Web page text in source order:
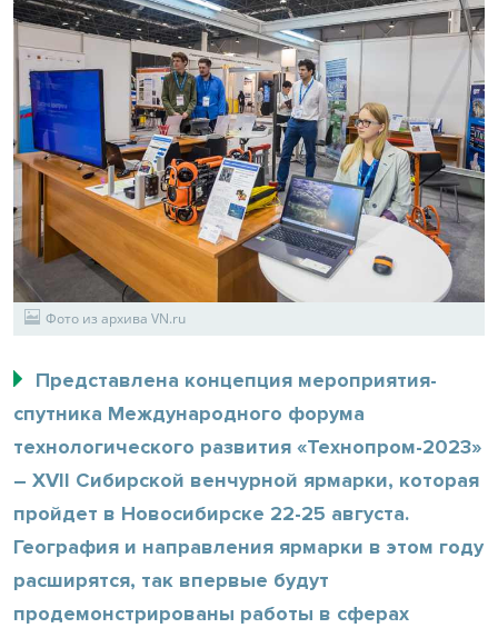
Фото из архива VN.ru
Представлена концепция мероприятия-
спутника Международного форума
технологического развития «Технопром-2023»
– XVII Сибирской венчурной ярмарки, которая
пройдет в Новосибирске 22-25 августа.
География и направления ярмарки в этом году
расширятся, так впервые будут
продемонстрированы работы в сферах